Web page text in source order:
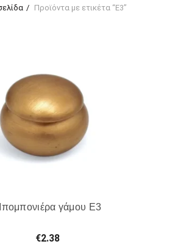
Προϊόντα με ετικέτα “Ε3”
γάμου Ε3
€2.38